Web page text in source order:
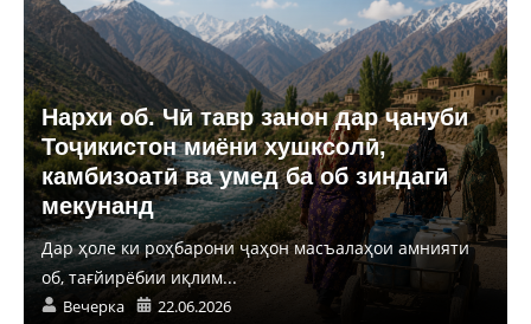
Нархи об. Чӣ тавр занон дар ҷануби
Тоҷикистон миёни хушксолӣ,
камбизоатӣ ва умед ба об зиндагӣ
мекунанд
Дар ҳоле ки роҳбарони ҷаҳон масъалаҳои амнияти
об, тағйирёбии иқлим...
Вечерка 22.06.2026